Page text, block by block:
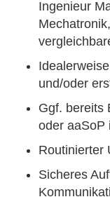
Ingenieur
und/oder
Ggf. bereits
oder aaSoP
Routinierter
Sicheres